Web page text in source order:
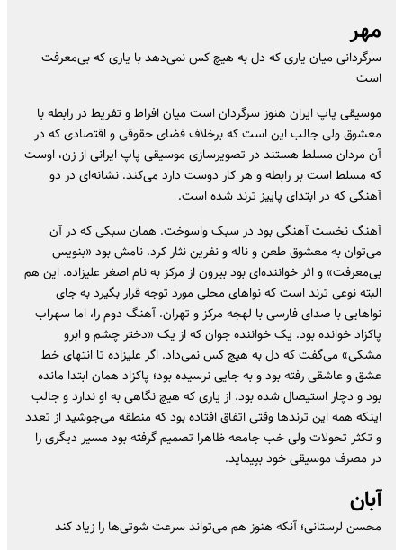
مهر
سرگردانی میان یاری که دل به هیچ کس نمی‌دهد با یاری که بی‌معرفت
است
موسیقی پاپ ایران هنوز سرگردان است میان افراط و تفریط در رابطه با
معشوق ولی جالب این است که برخلاف فضای حقوقی و اقتصادی که در
آن مردان مسلط هستند در تصویرسازی موسیقی پاپ ایرانی از زن، اوست
که مسلط است بر رابطه و هر کار دوست دارد می‌کند. نشانه‌ای در دو
آهنگی که در ابتدای پاییز ترند شده است.
آهنگ نخست آهنگی بود در سبک واسوخت. همان سبکی که در آن
می‌توان به معشوق طعن و ناله و نفرین نثار کرد. نامش بود «بنویس
بی‌معرفت» و اثر خواننده‌ای بود بیرون از مرکز به نام اصغر علیزاده. این هم
البته نوعی ترند است که نوا‌های محلی مورد توجه قرار بگیرد به جای
نوا‌هایی با صدای فارسی با لهجه مرکز و تهران. آهنگ دوم را، اما سهراب
پاکزاد خوانده بود. یک خواننده جوان که از یک «دختر چشم و ابرو
مشکی» می‌گفت که دل به هیچ کس نمی‌داد. اگر علیزاده تا انتهای خط
عشق و عاشقی رفته بود و به جایی نرسیده بود؛ پاکزاد همان ابتدا مانده
بود و دچار استیصال شده بود. از یاری که هیچ نگاهی به او ندارد و جالب
اینکه همه این ترند‌ها وقتی اتفاق افتاده بود که منطقه می‌جوشید از تعدد
و تکثر تحولات ولی خب جامعه ظاهرا تصمیم گرفته بود مسیر دیگری را
در مصرف موسیقی خود بپیماید.
آبان
محسن لرستانی؛ آنکه هنوز هم می‌تواند سرعت شوتی‌ها را زیاد کند